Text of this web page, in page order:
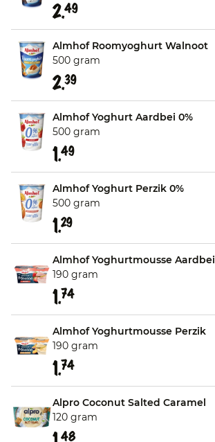
2.49
Almhof Roomyoghurt Walnoot
500 gram
2.39
Almhof Yoghurt Aardbei 0%
500 gram
1.49
Almhof Yoghurt Perzik 0%
500 gram
1.29
Almhof Yoghurtmousse Aardbei
190 gram
1.74
Almhof Yoghurtmousse Perzik
190 gram
1.74
Alpro Coconut Salted Caramel
120 gram
48